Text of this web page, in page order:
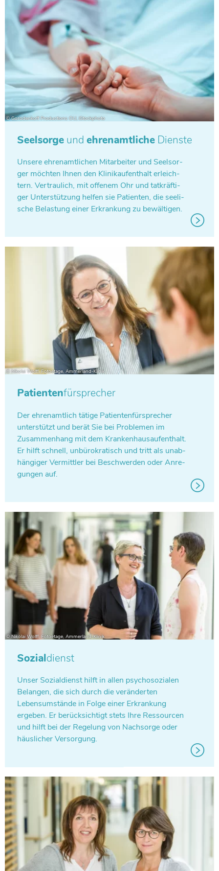
Seelsorge und ehrenamtliche Dienste
Unsere ehren­amt­li­chen Mit­ar­bei­ter und Seel­sor­
ger möchten Ihnen den Kli­nik­auf­ent­halt erleich­
tern. Ver­trau­lich, mit offenem Ohr und tat­kräf­ti­
ger Unter­stüt­zung helfen sie Pati­en­ten, die see­li­
sche Belas­tung einer Erkran­kung zu bewältigen.
Patientenfürsprecher
Der ehren­amt­lich tätige Pati­en­ten­für­spre­cher
unter­stützt und berät Sie bei Pro­ble­men im
Zusam­men­hang mit dem Kran­ken­haus­auf­ent­halt.
Er hilft schnell, unbü­ro­kra­tisch und tritt als unab­
hän­gi­ger Ver­mitt­ler bei Beschwer­den oder Anre­
gun­gen auf.
Sozialdienst
Unser Sozi­al­dienst hilft in allen psy­cho­so­zia­len
Belan­gen, die sich durch die ver­än­der­ten
Lebens­um­stände in Folge einer Erkran­kung
ergeben. Er berück­sich­tigt stets Ihre Res­sour­cen
und hilft bei der Rege­lung von Nach­sorge oder
häus­li­cher Versorgung.